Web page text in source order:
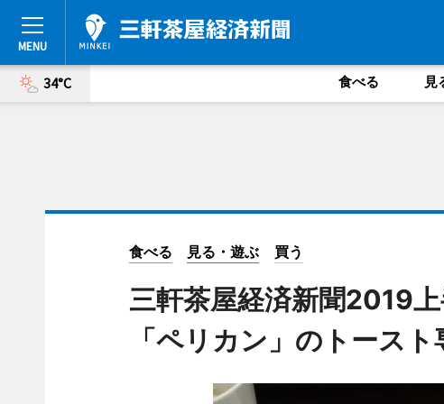
34°C 食べる 見
食べる 見る・遊ぶ 買う
三軒茶屋経済新聞2019
「ペリカン」のトースト